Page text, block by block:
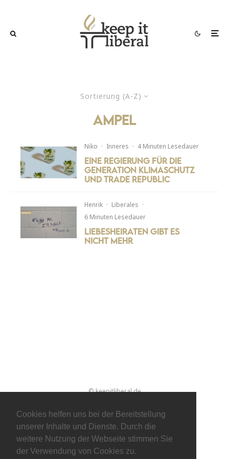
Cookies helfen uns bei der Bereitstellung
unserer Inhalte und Dienste. Durch die
weitere Nutzung der Webseite stimmen Sie
der Verwendung von Cookies zu.
Sortierung (A-Z)
Ampel
Niko · Inneres · 4 Minuten Lesedauer
Eine Regierung für die
Generation Klimaschutz
und Trade Republic
Henrik · Liberales ·
6 Minuten Lesedauer
Liebesheiraten gibt es
nicht mehr
© keepitliberal.de
Datenschutzerklärung Impressum